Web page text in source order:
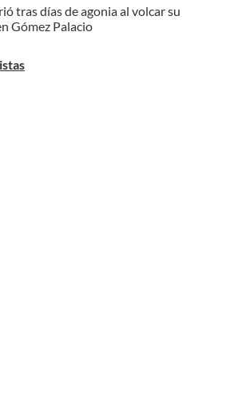
tras días de agonia al volcar su
Gómez Palacio